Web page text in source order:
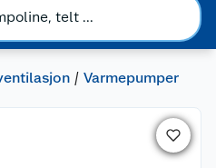
Varmepumper